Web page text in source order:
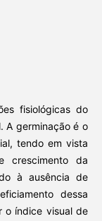
fisiológicas do
A germinação é o
tendo em vista
crescimento da
à ausência de
dessa
o índice visual de